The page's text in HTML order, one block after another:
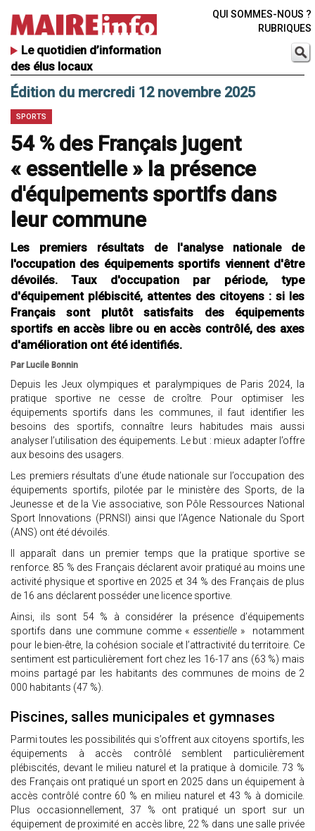
Le quotidien d’information
des élus locaux
QUI SOMMES-NOUS ?
RUBRIQUES
Édition du mercredi 12 novembre 2025
SPORTS
54 % des Français jugent
« essentielle » la présence
d'équipements sportifs dans
leur commune
Les premiers résultats de l'analyse nationale de
l'occupation des équipements sportifs viennent d'être
dévoilés. Taux d'occupation par période, type
d'équipement plébiscité, attentes des citoyens : si les
Français sont plutôt satisfaits des équipements
sportifs en accès libre ou en accès contrôlé, des axes
d'amélioration ont été identifiés.
Par Lucile Bonnin
Depuis les Jeux olympiques et paralympiques de Paris 2024, la
pratique sportive ne cesse de croître. Pour optimiser les
équipements sportifs dans les communes, il faut identifier les
besoins des sportifs, connaître leurs habitudes mais aussi
analyser l’utilisation des équipements. Le but : mieux adapter l’offre
aux besoins des usagers.
Les premiers résultats d’une étude nationale sur l’occupation des
équipements sportifs, pilotée par le ministère des Sports, de la
Jeunesse et de la Vie associative, son Pôle Ressources National
Sport Innovations (PRNSI) ainsi que l’Agence Nationale du Sport
(ANS) ont été dévoilés.
Il apparaît dans un premier temps que la pratique sportive se
renforce. 85 % des Français déclarent avoir pratiqué au moins une
activité physique et sportive en 2025 et 34 % des Français de plus
de 16 ans déclarent posséder une licence sportive.
Ainsi, ils sont 54 % à considérer la présence d’équipements
sportifs dans une commune comme « essentielle » notamment
pour le bien-être, la cohésion sociale et l’attractivité du territoire. Ce
sentiment est particulièrement fort chez les 16-17 ans (63 %) mais
moins partagé par les habitants des communes de moins de 2
000 habitants (47 %).
Piscines, salles municipales et gymnases
Parmi toutes les possibilités qui s’offrent aux citoyens sportifs, les
équipements à accès contrôlé semblent particulièrement
plébiscités, devant le milieu naturel et la pratique à domicile. 73 %
des Français ont pratiqué un sport en 2025 dans un équipement à
accès contrôlé contre 60 % en milieu naturel et 43 % à domicile.
Plus occasionnellement, 37 % ont pratiqué un sport sur un
équipement de proximité en accès libre, 22 % dans une salle privée